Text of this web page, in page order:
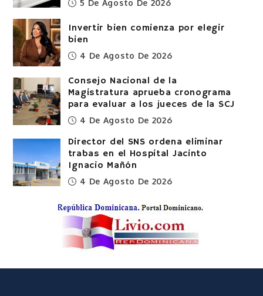
5 De Agosto De 2026
Invertir bien comienza por elegir
bien
4 De Agosto De 2026
Consejo Nacional de la
Magistratura aprueba cronograma
para evaluar a los jueces de la SCJ
4 De Agosto De 2026
Director del SNS ordena eliminar
trabas en el Hospital Jacinto
Ignacio Mañón
4 De Agosto De 2026